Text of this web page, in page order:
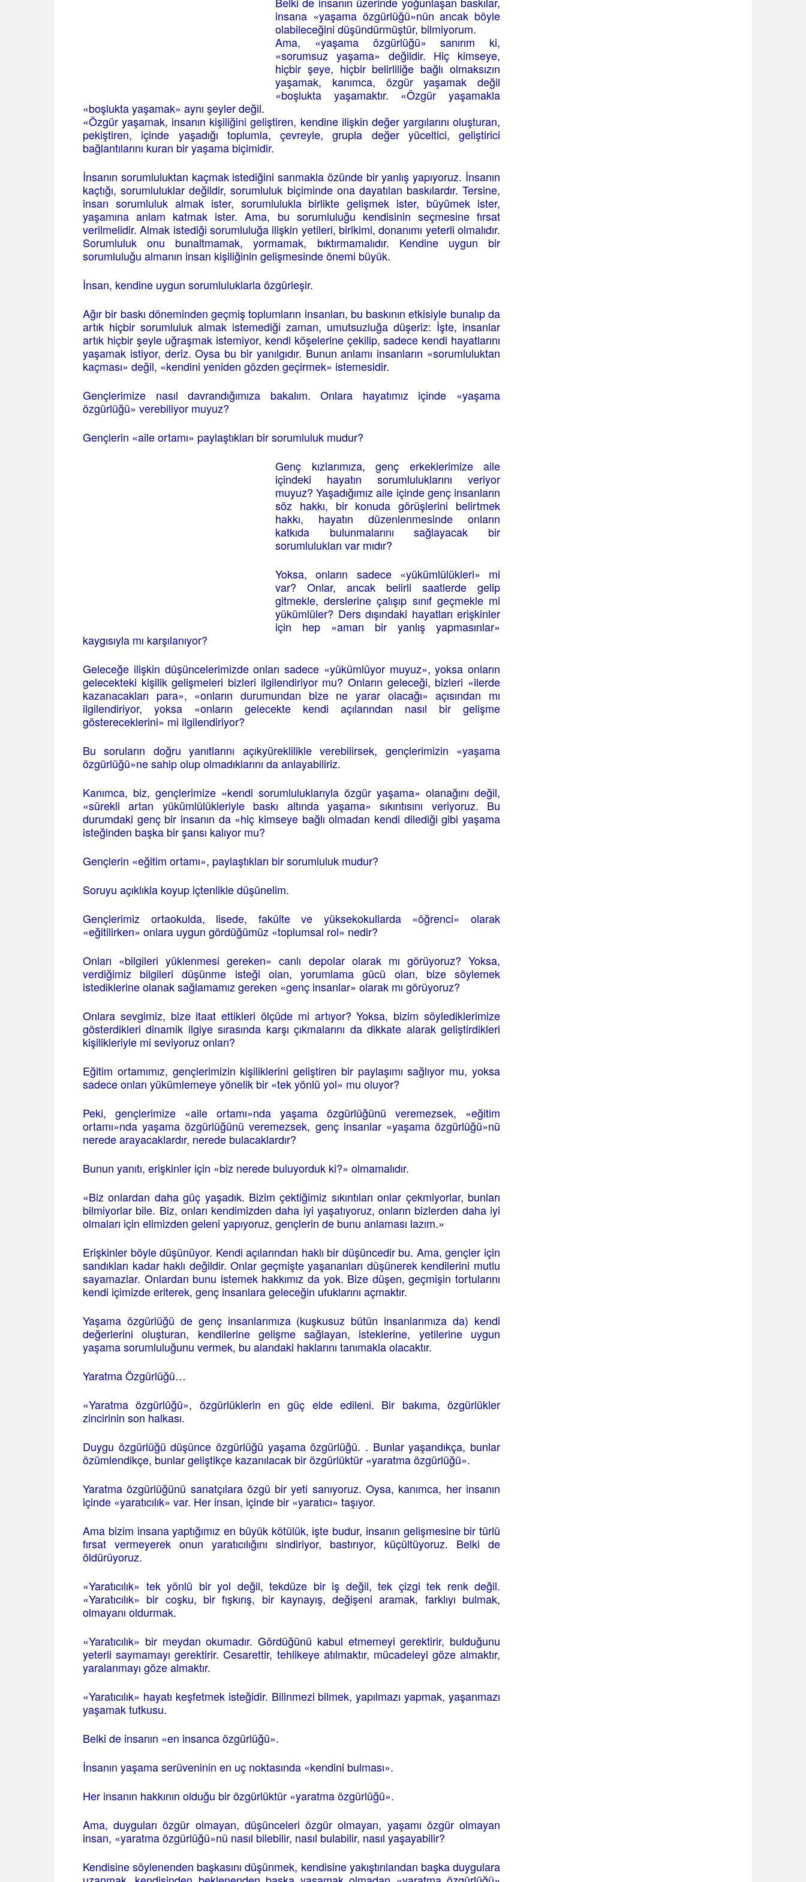
insana «yaşama özgürlüğü»nün ancak böyle
olabileceğini düşündürmüştür, bilmiyorum.
Ama, «yaşama özgürlüğü» sanırım ki,
«sorumsuz yaşama» değildir. Hiç kimseye,
hiçbir şeye, hiçbir belirliliğe bağlı olmaksızın
yaşamak, kanımca, özgür yaşamak değil
«boşlukta yaşamaktır. «Özgür yaşamakla
«boşlukta yaşamak» aynı şeyler değil.
«Özgür yaşamak, insanın kişiliğini geliştiren, kendine ilişkin değer yargılarını oluşturan,
pekiştiren, içinde yaşadığı toplumla, çevreyle, grupla değer yüceltici, geliştirici
bağlantılarını kuran bir yaşama biçimidir.
İnsanın sorumluluktan kaçmak istediğini sanmakla özünde bir yanlış yapıyoruz. İnsanın
kaçtığı, sorumluluklar değildir, sorumluluk biçiminde ona dayatılan baskılardır. Tersine,
insan sorumluluk almak ister, sorumlulukla birlikte gelişmek ister, büyümek ister,
yaşamına anlam katmak ister. Ama, bu sorumluluğu kendisinin seçmesine fırsat
verilmelidir. Almak istediği sorumluluğa ilişkin yetileri, birikimi, donanımı yeterli olmalıdır.
Sorumluluk onu bunaltmamak, yormamak, bıktırmamalıdır. Kendine uygun bir
sorumluluğu almanın insan kişiliğinin gelişmesinde önemi büyük.
İnsan, kendine uygun sorumluluklarla özgürleşir.
Ağır bir baskı döneminden geçmiş toplumların insanları, bu baskının etkisiyle bunalıp da
artık hiçbir sorumluluk almak istemediği zaman, umutsuzluğa düşeriz: İşte, insanlar
artık hiçbir şeyle uğraşmak istemiyor, kendi köşelerine çekilip, sadece kendi hayatlarını
yaşamak istiyor, deriz. Oysa bu bir yanılgıdır. Bunun anlamı insanların «sorumluluktan
kaçması» değil, «kendini yeniden gözden geçirmek» istemesidir.
Gençlerimize nasıl davrandığımıza bakalım. Onlara hayatımız içinde «yaşama
özgürlüğü» verebiliyor muyuz?
Gençlerin «aile ortamı» paylaştıkları bir sorumluluk mudur?
Genç kızlarımıza, genç erkeklerimize aile
içindeki hayatın sorumluluklarını veriyor
muyuz? Yaşadığımız aile içinde genç insanların
söz hakkı, bir konuda görüşlerini belirtmek
hakkı, hayatın düzenlenmesinde onların
katkıda bulunmalarını sağlayacak bir
sorumlulukları var mıdır?
Yoksa, onların sadece «yükümlülükleri» mi
var? Onlar, ancak belirli saatlerde gelip
gitmekle, derslerine çalışıp sınıf geçmekle mi
yükümlüler? Ders dışındaki hayatları erişkinler
için hep «aman bir yanlış yapmasınlar»
kaygısıyla mı karşılanıyor?
Geleceğe ilişkin düşüncelerimizde onları sadece «yükümlüyor muyuz», yoksa onların
gelecekteki kişilik gelişmeleri bizleri ilgilendiriyor mu? Onların geleceği, bizleri «ilerde
kazanacakları para», «onların durumundan bize ne yarar olacağı» açısından mı
ilgilendiriyor, yoksa «onların gelecekte kendi açılarından nasıl bir gelişme
göstereceklerini» mi ilgilendiriyor?
Bu soruların doğru yanıtlarını açıkyüreklilikle verebilirsek, gençlerimizin «yaşama
özgürlüğü»ne sahip olup olmadıklarını da anlayabiliriz.
Kanımca, biz, gençlerimize «kendi sorumluluklarıyla özgür yaşama» olanağını değil,
«sürekli artan yükümlülükleriyle baskı altında yaşama» sıkıntısını veriyoruz. Bu
durumdaki genç bir insanın da «hiç kimseye bağlı olmadan kendi dilediği gibi yaşama
isteğinden başka bir şansı kalıyor mu?
Gençlerin «eğitim ortamı», paylaştıkları bir sorumluluk mudur?
Soruyu açıklıkla koyup içtenlikle düşünelim.
Gençlerimiz ortaokulda, lisede, fakülte ve yüksekokullarda «öğrenci» olarak
«eğitilirken» onlara uygun gördüğümüz «toplumsal rol» nedir?
Onları «bilgileri yüklenmesi gereken» canlı depolar olarak mı görüyoruz? Yoksa,
verdiğimiz bilgileri düşünme isteği oian, yorumlama gücü olan, bize söylemek
istediklerine olanak sağlamamız gereken «genç insanlar» olarak mı görüyoruz?
Onlara sevgimiz, bize itaat ettikleri ölçüde mi artıyor? Yoksa, bizim söylediklerimize
gösterdikleri dinamik ilgiye sırasında karşı çıkmalarını da dikkate alarak geliştirdikleri
kişilikleriyle mi seviyoruz onları?
Eğitim ortamımız, gençlerimizin kişiliklerini geliştiren bir paylaşımı sağlıyor mu, yoksa
sadece onları yükümlemeye yönelik bir «tek yönlü yol» mu oluyor?
Peki, gençlerimize «aile ortamı»nda yaşama özgürlüğünü veremezsek, «eğitim
ortamı»nda yaşama özgürlüğünü veremezsek, genç insanlar «yaşama özgürlüğü»nü
nerede arayacaklardır, nerede bulacaklardır?
Bunun yanıtı, erişkinler için «biz nerede buluyorduk ki?» olmamalıdır.
«Biz onlardan daha güç yaşadık. Bizim çektiğimiz sıkıntıları onlar çekmiyorlar, bunları
bilmiyorlar bile. Biz, onları kendimizden daha iyi yaşatıyoruz, onların bizlerden daha iyi
olmaları için elimizden geleni yapıyoruz, gençlerin de bunu anlaması lazım.»
Erişkinler böyle düşünüyor. Kendi açılarından haklı bir düşüncedir bu. Ama, gençler için
sandıkları kadar haklı değildir. Onlar geçmişte yaşananları düşünerek kendilerini mutlu
sayamazlar. Onlardan bunu istemek hakkımız da yok. Bize düşen, geçmişin tortularını
kendi içimizde eriterek, genç insanlara geleceğin ufuklarını açmaktır.
Yaşama özgürlüğü de genç insanlarımıza (kuşkusuz bütün insanlarımıza da) kendi
değerlerini oluşturan, kendilerine gelişme sağlayan, isteklerine, yetilerine uygun
yaşama sorumluluğunu vermek, bu alandaki haklarını tanımakla olacaktır.
Yaratma Özgürlüğü…
«Yaratma özgürlüğü», özgürlüklerin en güç elde edileni. Bir bakıma, özgürlükler
zincirinin son halkası.
Duygu özgürlüğü düşünce özgürlüğü yaşama özgürlüğü. . Bunlar yaşandıkça, bunlar
özümlendikçe, bunlar geliştikçe kazanılacak bir özgürlüktür «yaratma özgürlüğü».
Yaratma özgürlüğünü sanatçılara özgü bir yeti sanıyoruz. Oysa, kanımca, her insanın
içinde «yaratıcılık» var. Her insan, içinde bir «yaratıcı» taşıyor.
Ama bizim insana yaptığımız en büyük kötülük, işte budur, insanın gelişmesine bir türlü
fırsat vermeyerek onun yaratıcılığını sindiriyor, bastırıyor, küçültüyoruz. Belki de
öldürüyoruz.
«Yaratıcılık» tek yönlü bir yol değil, tekdüze bir iş değil, tek çizgi tek renk değil.
«Yaratıcılık» bir coşku, bir fışkırış, bir kaynayış, değişeni aramak, farklıyı bulmak,
olmayanı oldurmak.
«Yaratıcılık» bir meydan okumadır. Gördüğünü kabul etmemeyi gerektirir, bulduğunu
yeterli saymamayı gerektirir. Cesarettir, tehlikeye atılmaktır, mücadeleyi göze almaktır,
yaralanmayı göze almaktır.
«Yaratıcılık» hayatı keşfetmek isteğidir. Bilinmezi bilmek, yapılmazı yapmak, yaşanmazı
yaşamak tutkusu.
Belki de insanın «en insanca özgürlüğü».
İnsanın yaşama serüveninin en uç noktasında «kendini bulması».
Her insanın hakkının olduğu bir özgürlüktür «yaratma özgürlüğü».
Ama, duyguları özgür olmayan, düşünceleri özgür olmayan, yaşamı özgür olmayan
insan, «yaratma özgürlüğü»nü nasıl bilebilir, nasıl bulabilir, nasıl yaşayabilir?
Kendisine söylenenden başkasını düşünmek, kendisine yakıştırılandan başka duygulara